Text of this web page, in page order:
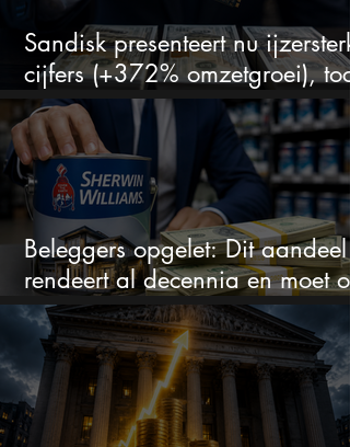
Sandisk presenteert nu
cijfers (+372% omzetgroei), toch
zakt het aandeel weg
Beleggers opgelet: Dit aandeel
rendeert al decennia en moet op
je watchlist staan!